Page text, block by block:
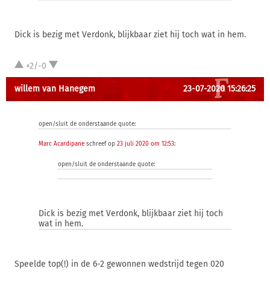
Dick is bezig met Verdonk, blijkbaar ziet hij toch wat in hem.
+2/-0
willem van Hanegem 23-07-2020 15:26:25
open/sluit de onderstaande quote:
Marc Acardipane schreef op 23 juli 2020 om 12:53:
open/sluit de onderstaande quote:
Dick is bezig met Verdonk, blijkbaar ziet hij toch
wat in hem.
Speelde top(!) in de 6-2 gewonnen wedstrijd tegen 020